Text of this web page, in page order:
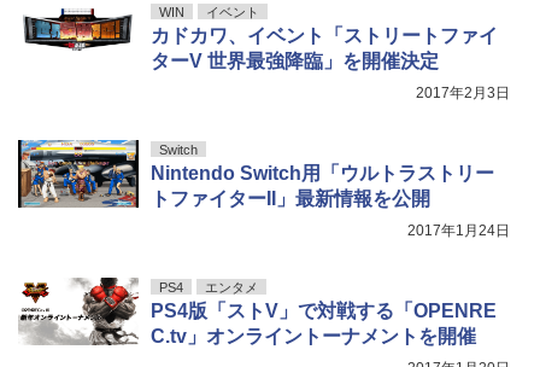
WIN イベント
カドカワ、イベント「ストリートファイ
ターV 世界最強降臨」を開催決定
2017年2月3日
Switch
Nintendo Switch用「ウルトラストリー
トファイターII」最新情報を公開
2017年1月24日
PS4 エンタメ
PS4版「ストV」で対戦する「OPENRE
C.tv」オンライントーナメントを開催